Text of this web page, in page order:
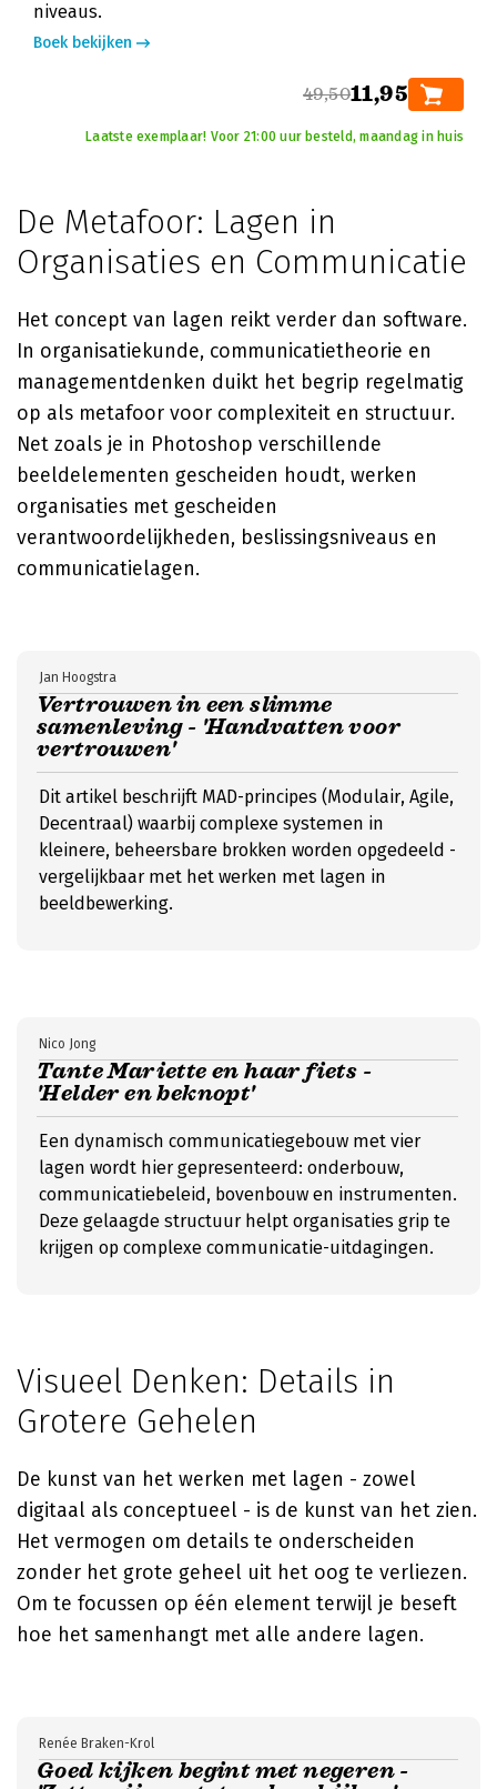
niveaus.
Boek bekijken
49,5011,95
Laatste exemplaar! Voor 21:00 uur besteld, maandag in huis
De Metafoor: Lagen in
Organisaties en Communicatie
Het concept van lagen reikt verder dan software.
In organisatiekunde, communicatietheorie en
managementdenken duikt het begrip regelmatig
op als metafoor voor complexiteit en structuur.
Net zoals je in Photoshop verschillende
beeldelementen gescheiden houdt, werken
organisaties met gescheiden
verantwoordelijkheden, beslissingsniveaus en
communicatielagen.
Vertrouwen in een slimme
samenleving - 'Handvatten voor
vertrouwen'
Jan Hoogstra
Dit artikel beschrijft MAD-principes (Modulair, Agile,
Decentraal) waarbij complexe systemen in
kleinere, beheersbare brokken worden opgedeeld -
vergelijkbaar met het werken met lagen in
beeldbewerking.
Tante Mariette en haar fiets -
'Helder en beknopt'
Nico Jong
Een dynamisch communicatiegebouw met vier
lagen wordt hier gepresenteerd: onderbouw,
communicatiebeleid, bovenbouw en instrumenten.
Deze gelaagde structuur helpt organisaties grip te
krijgen op complexe communicatie-uitdagingen.
Visueel Denken: Details in
Grotere Gehelen
De kunst van het werken met lagen - zowel
digitaal als conceptueel - is de kunst van het zien.
Het vermogen om details te onderscheiden
zonder het grote geheel uit het oog te verliezen.
Om te focussen op één element terwijl je beseft
hoe het samenhangt met alle andere lagen.
Goed kijken begint met negeren -
Renée Braken-Krol